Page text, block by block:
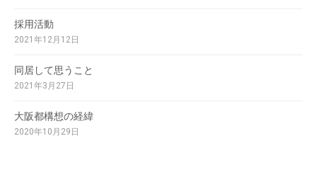
採用活動
2021年12月12日
同居して思うこと
2021年3月27日
大阪都構想の経緯
2020年10月29日